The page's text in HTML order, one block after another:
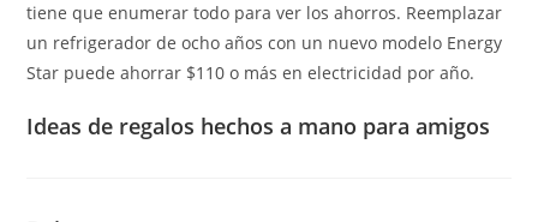
tiene que enumerar todo para ver los ahorros. Reemplazar
un refrigerador de ocho años con un nuevo modelo Energy
Star puede ahorrar $110 o más en electricidad por año.
Ideas de regalos hechos a mano para amigos